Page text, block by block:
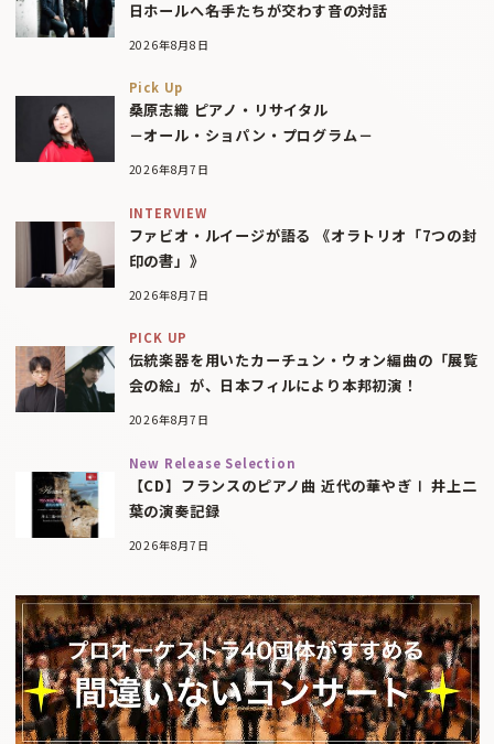
日ホールへ――名手たちが交わす音の対話
2026年8月8日
Pick Up
桑原志織 ピアノ・リサイタル
－オール・ショパン・プログラム－
2026年8月7日
INTERVIEW
ファビオ・ルイージが語る 《オラトリオ「7つの封
印の書」》
2026年8月7日
PICK UP
伝統楽器を用いたカーチュン・ウォン編曲の「展覧
会の絵」が、日本フィルにより本邦初演！
2026年8月7日
New Release Selection
【CD】フランスのピアノ曲 近代の華やぎⅠ 井上二
葉の演奏記録
2026年8月7日